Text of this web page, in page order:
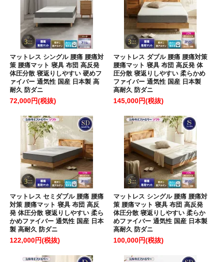
マットレス シングル 腰痛 腰痛対
策 腰痛マット 寝具 布団 高反発
体圧分散 寝返りしやすい 硬めフ
ァイバー 通気性 国産 日本製 高
耐久 防ダニ
72,000円(税抜)
マットレス ダブル 腰痛 腰痛対策
腰痛マット 寝具 布団 高反発 体
圧分散 寝返りしやすい 柔らかめ
ファイバー 通気性 国産 日本製
高耐久 防ダニ
145,000円(税抜)
マットレス セミダブル 腰痛 腰痛
対策 腰痛マット 寝具 布団 高反
発 体圧分散 寝返りしやすい 柔ら
かめファイバー 通気性 国産 日本
製 高耐久 防ダニ
122,000円(税抜)
マットレス シングル 腰痛 腰痛対
策 腰痛マット 寝具 布団 高反発
体圧分散 寝返りしやすい 柔らか
めファイバー 通気性 国産 日本製
高耐久 防ダニ
100,000円(税抜)